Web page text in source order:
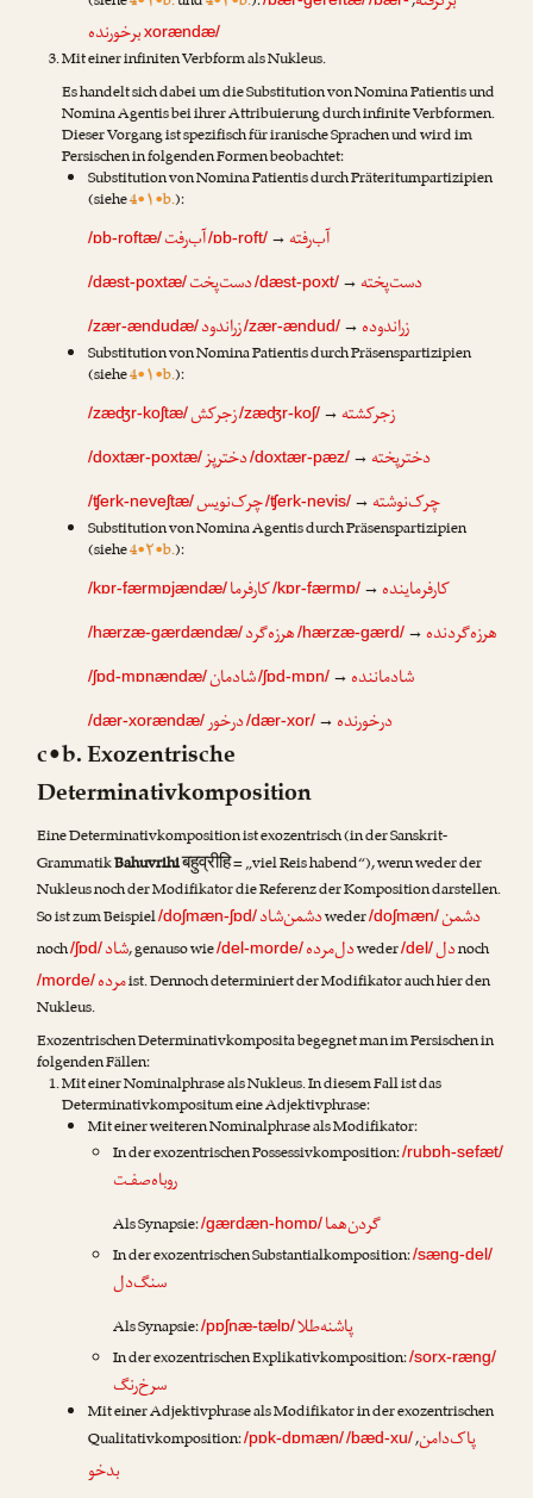
xorændæ/برخورنده
Mit einer infiniten Verbform als Nukleus.
Es handelt sich dabei um die Substitution von Nomina Patientis und
Nomina Agentis bei ihrer Attribuierung durch infinite Verbformen.
Dieser Vorgang ist spezifisch für iranische Sprachen und wird im
Persischen in folgenden Formen beobachtet:
Substitution von Nomina Patientis durch Präteritumpartizipien
(siehe4•۱•b.):
/ɒb-roftæ/ آب‌رفته→
/ɒb-roft/آب‌رفت
/dæst-poxtæ/ دست‌پخته→
/dæst-poxt/دست‌پخت
/zær-ændudæ/ زراندوده→
/zær-ændud/زراندود
Substitution von Nomina Patientis durch Präsenspartizipien
(siehe4•۱•b.):
/zæʤr-koʃtæ/ زجرکشته→
/zæʤr-koʃ/زجرکش
/doxtær-poxtæ/ دخترپخته→
/doxtær-pæz/دخترپز
/ʧerk-neveʃtæ/ چرک‌نوشته→
/ʧerk-nevis/چرک‌نویس
Substitution von Nomina Agentis durch Präsenspartizipien
(siehe4•۲•b.):
/kɒr-færmɒjændæ/ کارفرماینده→
/kɒr-færmɒ/کارفرما
/hærzæ-gærdændæ/ هرزه‌گردنده→
/hærzæ-gærd/هرزه‌گرد
/ʃɒd-mɒnændæ/ شادماننده→
/ʃɒd-mɒn/شادمان
/dær-xorændæ/ درخورنده→
/dær-xor/درخور
c•b. Exozentrische
Determinativkomposition
Eine Determinativkomposition ist exozentrisch (in der Sanskrit-
GrammatikBahuvrihiबहुव्रीहि= „viel Reis habend“), wenn weder der
Nukleus noch der Modifikator die Referenz der Komposition darstellen.
So ist zum Beispiel/doʃmæn-ʃɒd/ دشمن‌شادweder/doʃmæn/دشمن
noch/ʃɒd/ شاد, genauso wie/del-morde/ دل‌مردهweder/del/دلnoch
/morde/ مردهist. Dennoch determiniert der Modifikator auch hier den
Nukleus.
Exozentrischen Determinativkomposita begegnet man im Persischen in
folgenden Fällen:
Mit einer Nominalphrase als Nukleus. In diesem Fall ist das
Determinativkompositum eine Adjektivphrase:
Mit einer weiteren Nominalphrase als Modifikator:
In der exozentrischen Possessivkomposition:/rubɒh-sefæt/
روباه‌صفـت
Als Synapsie:/gærdæn-homɒ/گردن‌هما
In der exozentrischen Substantialkomposition:/sæng-del/
سنگ‌دل
Als Synapsie:/pɒʃnæ-tælɒ/پاشنه‌طلا
In der exozentrischen Explikativkomposition:/sorx-ræng/
سرخ‌رنگ
Mit einer Adjektivphrase als Modifikator in der exozentrischen
Qualitativkomposition:/pɒk-dɒmæn/ پاک‌دامن,
/bæd-xu/
بدخو